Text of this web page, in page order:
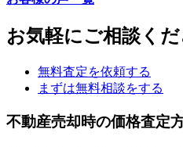
お気軽にご相談くだ
無料査定を依頼する
まずは無料相談をする
不動産売却時の価格査定